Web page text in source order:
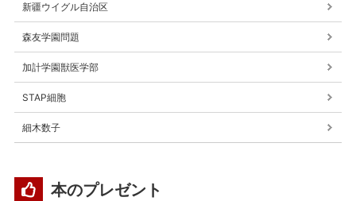
新疆ウイグル自治区
森友学園問題
加計学園獣医学部
STAP細胞
細木数子
本のプレゼント